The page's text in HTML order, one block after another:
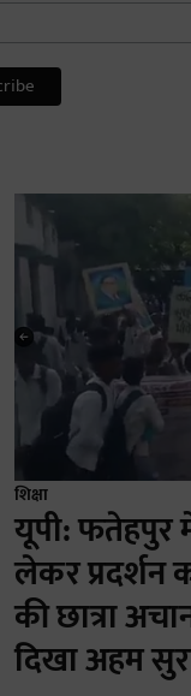
शिक्षा
यूपी: फतेहपुर
लेकर प्रदर्शन
की छात्रा
दिखा अहम